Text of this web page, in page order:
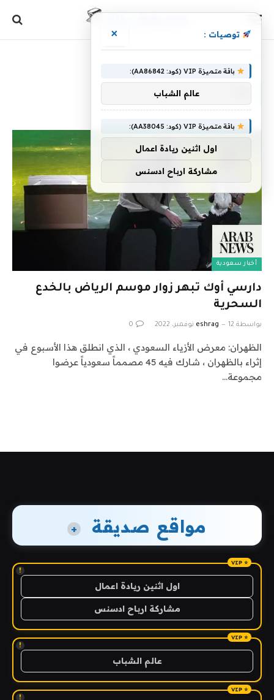
أخبار سعودية
دارسي أوك تبهر زوار موسم الرياض بالخدع
السحرية
بواسطة eshrag 12 نوفمبر، 2022 0
الظهران: معرض الأزياء السعودي ، الذي انطلق هذا الأسبوع في
إثراء بالظهران ، شارك فيه 45 مصمماً سعودياً عرضوا
مجموعة…
مواقع صديقة +
!
اول اثنين ريادة اعمال
مشاركة ارباح ادسنس
!
عالم الشباب
!
توصيات : ×
باقة متميزة VIP (كود: AA86842):
عالم الشباب
باقة متميزة VIP (كود: AA38045):
اول اثنين ريادة اعمال
مشاركة ارباح ادسنس